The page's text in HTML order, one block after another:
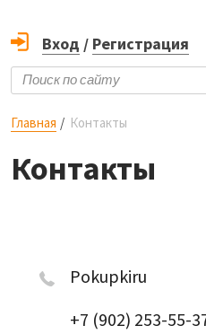
Вход / Регистрация
Главная Контакты
Контакты
Pokupkiru
+7 (902) 253-55-